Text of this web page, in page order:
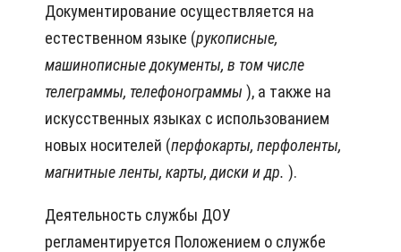
Документирование осуществляется на
естественном языке (рукописные,
машинописные документы, в том числе
телеграммы, телефонограммы ), а также на
искусственных языках с использованием
новых носителей (перфокарты, перфоленты,
магнитные ленты, карты, диски и др. ).
Деятельность службы ДОУ
регламентируется Положением о службе